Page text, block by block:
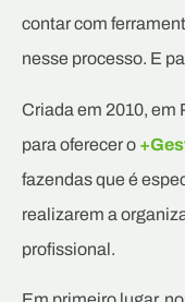
contar com
nesse processo. E
Criada em 2010, em
para oferecer o
fazendas que é
realizarem a
profissional.